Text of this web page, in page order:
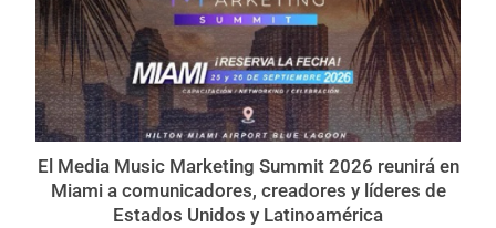
El Media Music Marketing Summit 2026 reunirá en
Miami a comunicadores, creadores y líderes de
Estados Unidos y Latinoamérica